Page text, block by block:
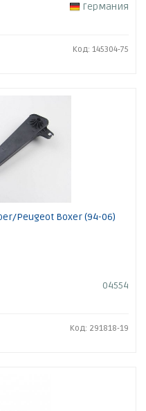
Германия
Код: 145304-75
Peugeot Boxer (94-06)
04554
Код: 291818-19